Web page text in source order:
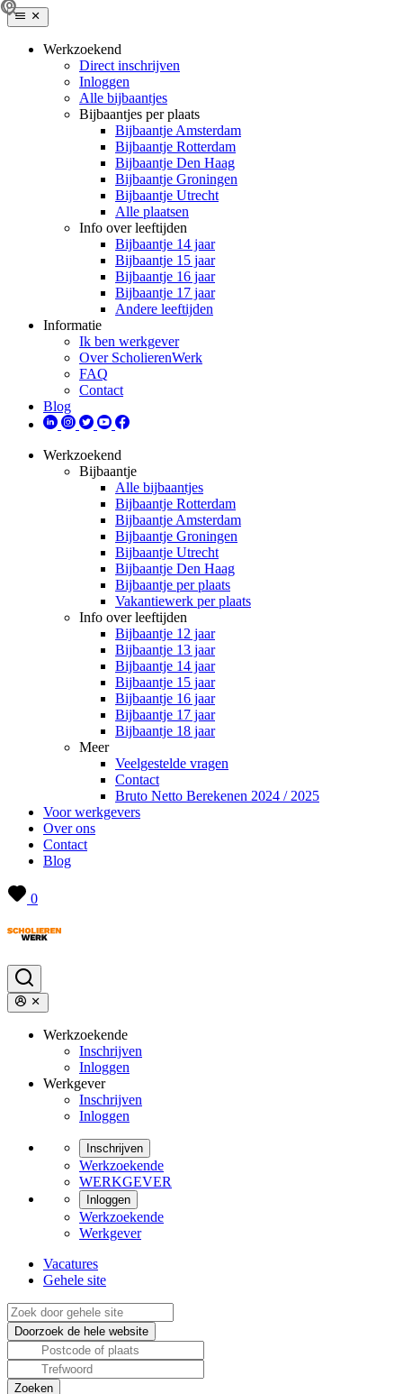
Werkzoekend
Direct inschrijven
Inloggen
Alle bijbaantjes
Bijbaantjes per plaats
Bijbaantje Amsterdam
Bijbaantje Rotterdam
Bijbaantje Den Haag
Bijbaantje Groningen
Bijbaantje Utrecht
Alle plaatsen
Info over leeftijden
Bijbaantje 14 jaar
Bijbaantje 15 jaar
Bijbaantje 16 jaar
Bijbaantje 17 jaar
Andere leeftijden
Informatie
Ik ben werkgever
Over ScholierenWerk
FAQ
Contact
Blog
Werkzoekend
Bijbaantje
Alle bijbaantjes
Bijbaantje Rotterdam
Bijbaantje Amsterdam
Bijbaantje Groningen
Bijbaantje Utrecht
Bijbaantje Den Haag
Bijbaantje per plaats
Vakantiewerk per plaats
Info over leeftijden
Bijbaantje 12 jaar
Bijbaantje 13 jaar
Bijbaantje 14 jaar
Bijbaantje 15 jaar
Bijbaantje 16 jaar
Bijbaantje 17 jaar
Bijbaantje 18 jaar
Meer
Veelgestelde vragen
Contact
Bruto Netto Berekenen 2024 / 2025
Voor werkgevers
Over ons
Contact
Blog
0
Werkzoekende
Inschrijven
Inloggen
Werkgever
Inschrijven
Inloggen
Inschrijven
Werkzoekende
WERKGEVER
Inloggen
Werkzoekende
Werkgever
Vacatures
Gehele site